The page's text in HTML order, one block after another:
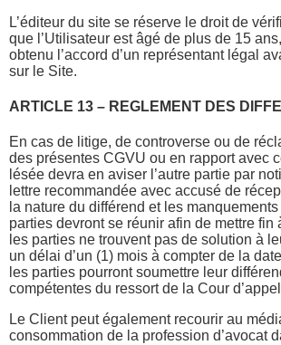
L’éditeur du site se réserve le droit de
que l’Utilisateur est âgé de plus de 15
obtenu l’accord d’un représentant légal
sur le Site.
ARTICLE 13 – REGLEMENT DES
En cas de litige, de controverse ou de
des présentes CGVU ou en rapport avec
lésée devra en aviser l’autre partie par
lettre recommandée avec accusé de
la nature du différend et les
parties devront se réunir afin de mettre fin
les parties ne trouvent pas de solution à
un délai d’un (1) mois à compter de la
les parties pourront soumettre leur
compétentes du ressort de la Cour
Le Client peut également recourir au
consommation de la profession d’avocat